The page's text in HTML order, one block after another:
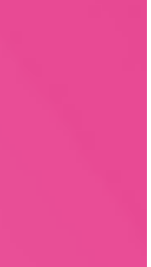
D)
und stark
mit
Dank eines